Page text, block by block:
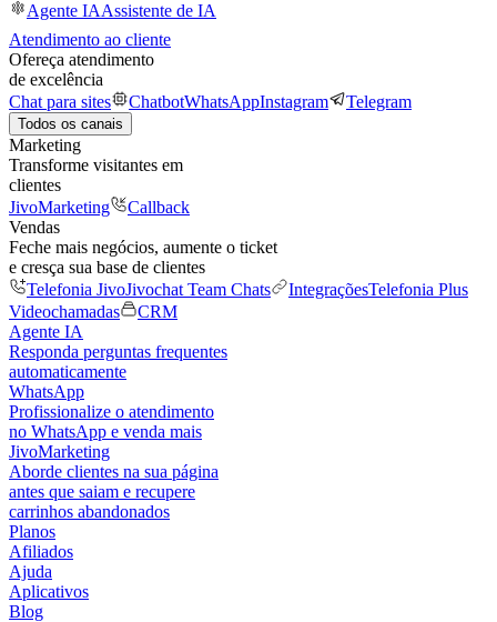
Agente IAAssistente de IA
Atendimento ao cliente
Ofereça atendimento
de excelência
Chat para sites
ChatbotWhatsAppInstagram Telegram
Todos os canais
Marketing
Transforme visitantes em
clientes
JivoMarketing
Callback
Vendas
Feche mais negócios, aumente o ticket
e cresça sua base de clientes
Telefonia JivoJivochat Team Chats IntegraçõesTelefonia Plus
Videochamadas
CRM
Agente IA
Responda perguntas frequentes
automaticamente
WhatsApp
Profissionalize o atendimento
no WhatsApp e venda mais
JivoMarketing
Aborde clientes na sua página
antes que saiam e recupere
carrinhos abandonados
Planos
Afiliados
Ajuda
Aplicativos
Blog